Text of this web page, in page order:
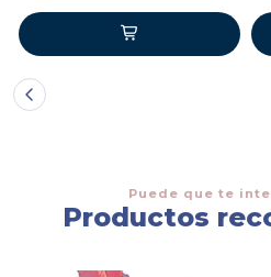
Puede que te
Productos